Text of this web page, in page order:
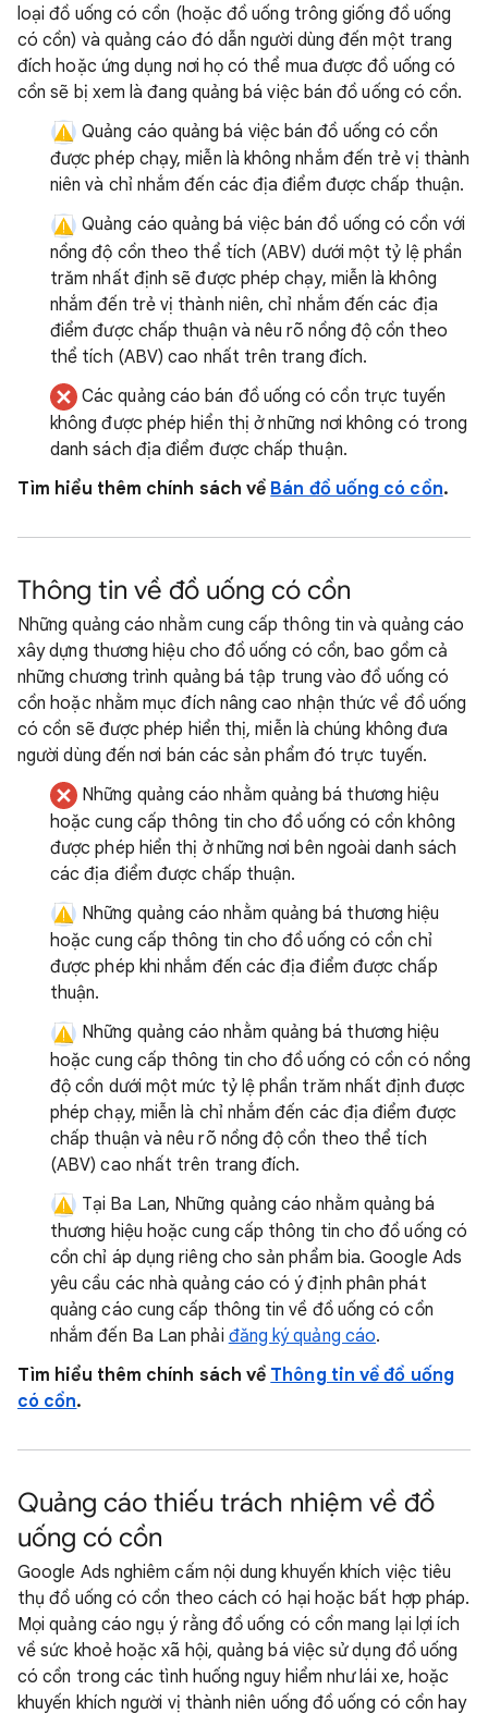
loại đồ uống có cồn (hoặc đồ uống trông giống đồ uống
có cồn) và quảng cáo đó dẫn người dùng đến một trang
đích hoặc ứng dụng nơi họ có thể mua được đồ uống có
cồn sẽ bị xem là đang quảng bá việc bán đồ uống có cồn.
Quảng cáo quảng bá việc bán đồ uống có cồn
được phép chạy, miễn là không nhắm đến trẻ vị thành
niên và chỉ nhắm đến các địa điểm được chấp thuận.
Quảng cáo quảng bá việc bán đồ uống có cồn với
nồng độ cồn theo thể tích (ABV) dưới một tỷ lệ phần
trăm nhất định sẽ được phép chạy, miễn là không
nhắm đến trẻ vị thành niên, chỉ nhắm đến các địa
điểm được chấp thuận và nêu rõ nồng độ cồn theo
thể tích (ABV) cao nhất trên trang đích.
Các quảng cáo bán đồ uống có cồn trực tuyến
không được phép hiển thị ở những nơi không có trong
danh sách địa điểm được chấp thuận.
Tìm hiểu thêm chính sách về Bán đồ uống có cồn.
Thông tin về đồ uống có cồn
Những quảng cáo nhằm cung cấp thông tin và quảng cáo
xây dựng thương hiệu cho đồ uống có cồn, bao gồm cả
những chương trình quảng bá tập trung vào đồ uống có
cồn hoặc nhằm mục đích nâng cao nhận thức về đồ uống
có cồn sẽ được phép hiển thị, miễn là chúng không đưa
người dùng đến nơi bán các sản phẩm đó trực tuyến.
Những quảng cáo nhằm quảng bá thương hiệu
hoặc cung cấp thông tin cho đồ uống có cồn không
được phép hiển thị ở những nơi bên ngoài danh sách
các địa điểm được chấp thuận.
Những quảng cáo nhằm quảng bá thương hiệu
hoặc cung cấp thông tin cho đồ uống có cồn chỉ
được phép khi nhắm đến các địa điểm được chấp
thuận.
Những quảng cáo nhằm quảng bá thương hiệu
hoặc cung cấp thông tin cho đồ uống có cồn có nồng
độ cồn dưới một mức tỷ lệ phần trăm nhất định được
phép chạy, miễn là chỉ nhắm đến các địa điểm được
chấp thuận và nêu rõ nồng độ cồn theo thể tích
(ABV) cao nhất trên trang đích.
Tại Ba Lan, Những quảng cáo nhằm quảng bá
thương hiệu hoặc cung cấp thông tin cho đồ uống có
cồn chỉ áp dụng riêng cho sản phẩm bia. Google Ads
yêu cầu các nhà quảng cáo có ý định phân phát
quảng cáo cung cấp thông tin về đồ uống có cồn
nhắm đến Ba Lan phải đăng ký quảng cáo.
Tìm hiểu thêm chính sách về Thông tin về đồ uống
có cồn.
Quảng cáo thiếu trách nhiệm về đồ
uống có cồn
Google Ads nghiêm cấm nội dung khuyến khích việc tiêu
thụ đồ uống có cồn theo cách có hại hoặc bất hợp pháp.
Mọi quảng cáo ngụ ý rằng đồ uống có cồn mang lại lợi ích
về sức khoẻ hoặc xã hội, quảng bá việc sử dụng đồ uống
có cồn trong các tình huống nguy hiểm như lái xe, hoặc
khuyến khích người vị thành niên uống đồ uống có cồn hay